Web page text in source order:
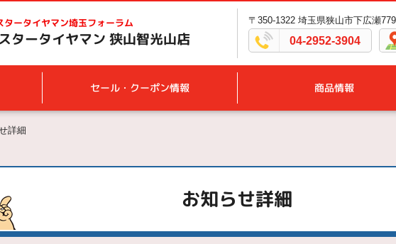
タータイヤマン埼玉フォーラム
タータイヤマン 狭山智光山店
〒350-1322 埼玉県狭山市下広瀬
04-2952-3904
セール・クーポン情報 商品情報
詳細
お知らせ詳細